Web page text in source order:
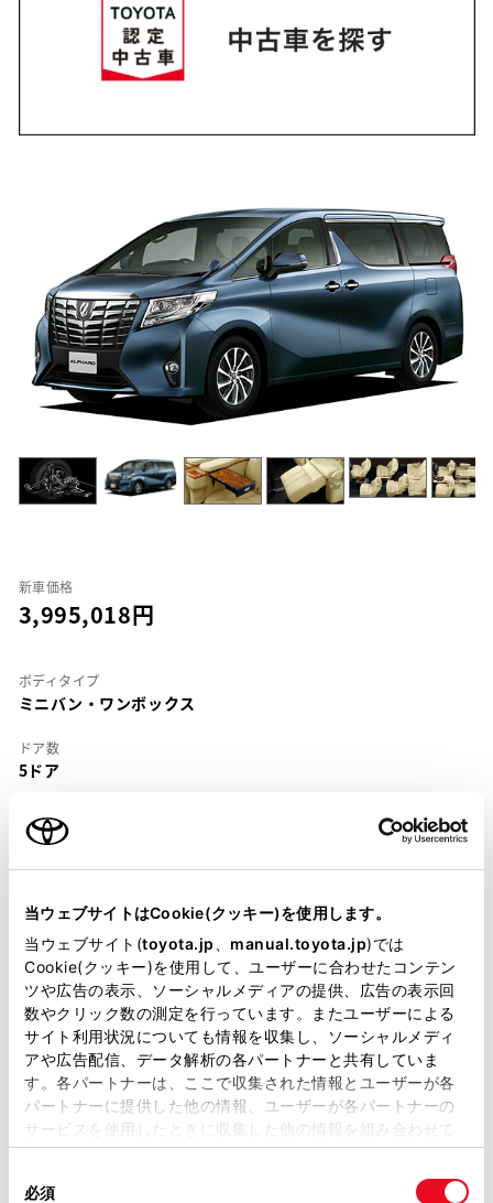
当ウェブサイトはCookie(クッキー)を使用します。
当ウェブサイト(toyota.jp manual.toyota.jp)では
Cookie(クッキー)を使用して、ユーザーに合わせたコンテン
ツや広告の表示、ソーシャルメディアの提供、広告の表示回
数やクリック数の測定を行っています。またユーザーによる
サイト利用状況についても情報を収集し、ソーシャルメディ
アや広告配信、データ解析の各パートナーと共有していま
す。各パートナーは、ここで収集された情報とユーザーが各
パートナーに提供した他の情報、ユーザーが各パートナーの
サービスを使用したときに収集した他の情報を組み合わせて
使用することがあります。当ウェブサイトの使用を続行する
必須
新車価格
3,995,018
ボディタイプ
ミニバン・ワンボックス
ドア数
5ドア
乗車定員
7名
DBA-AGH30W
全長×全幅×全高
4915×1850×1880mm
ホイールベース ※1
3000mm
トレッド前／後
1600/1605mm
室内長×室内幅×室内高